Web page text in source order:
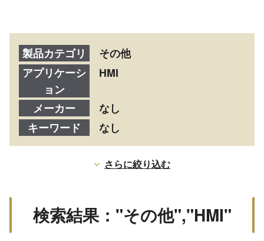
製品カテゴリ
その他
アプリケーシ
ョン
HMI
メーカー
なし
キーワード
なし
さらに絞り込む
検索結果："その他","HMI"